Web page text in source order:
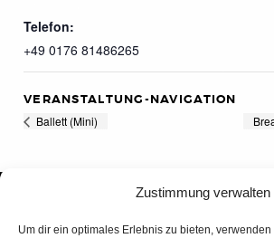
Zustimmung verwalten
Um dir ein optimales Erlebnis zu bieten,
Telefon:
+49 0176 81486265
VERANSTALTUNG-NAVIGATION
Ballett (Mini)